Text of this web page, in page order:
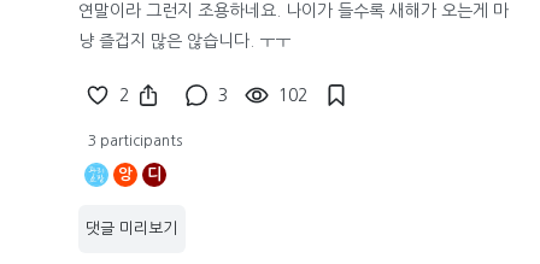
연말이라 그런지 조용하네요. 나이가 들수록 새해가 오는게 마
냥 즐겁지 많은 않습니다. ㅜㅜ
2 3 102
3 participants
앙 디
댓글 미리보기